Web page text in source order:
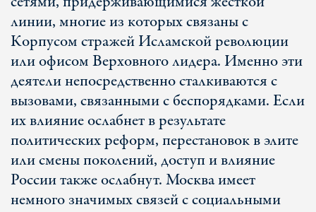
линии, многие из которых связаны с
Корпусом стражей Исламской революции
или офисом Верховного лидера. Именно эти
деятели непосредственно сталкиваются с
вызовами, связанными с беспорядками. Если
их влияние ослабнет в результате
политических реформ, перестановок в элите
или смены поколений, доступ и влияние
России также ослабнут. Москва имеет
немного значимых связей с социальными